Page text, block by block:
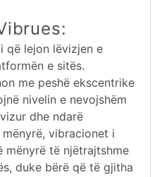
që lejon lëvizjen e
e sitës.
me peshë ekscentrike
nivelin e nevojshëm
dhe ndarë
vibracionet i
mënyrë të njëtrajtshme
duke bërë që të gjitha